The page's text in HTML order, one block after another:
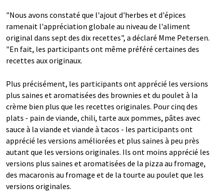
"Nous avons constaté que l'ajout d'herbes et d'épices
ramenait l'appréciation globale au niveau de l'aliment
original dans sept des dix recettes", a déclaré Mme Petersen.
"En fait, les participants ont même préféré certaines des
recettes aux originaux.
Plus précisément, les participants ont apprécié les versions
plus saines et aromatisées des brownies et du poulet à la
crème bien plus que les recettes originales. Pour cinq des
plats - pain de viande, chili, tarte aux pommes, pâtes avec
sauce à la viande et viande à tacos - les participants ont
apprécié les versions améliorées et plus saines à peu près
autant que les versions originales. Ils ont moins apprécié les
versions plus saines et aromatisées de la pizza au fromage,
des macaronis au fromage et de la tourte au poulet que les
versions originales.